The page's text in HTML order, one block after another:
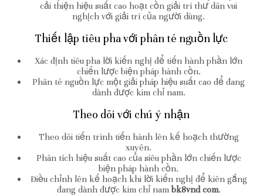
cải thiện hiệu suất cao hoạt cồn giải trí thư dãn vui
nghịch với giải trí của người dùng.
Thiết lập tiêu pha với phân té nguồn lực
Xác định tiêu pha lời kiến nghị để tiến hành phần lớn
chiến lược biện pháp hành cồn.
Phân té nguồn lực một giải pháp hiệu suất cao để đang
dành được kim chỉ nam.
Theo dõi với chú ý nhận
Theo dõi tiến trình tiến hành lên kế hoạch thường
xuyên.
Phân tích hiệu suất cao của siêu phần lớn chiến lược
biện pháp hành cồn.
Điều chỉnh lên kế hoạch khi lời kiến nghị để kiên gắng
đang dành được kim chỉ nam bk8vnd com.